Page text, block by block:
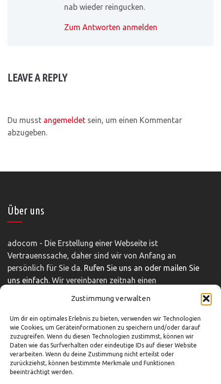
Zustimmung verwalten
Um dir ein optimales Erlebnis zu bieten, verwenden wir Technologien
wie Cookies, um Geräteinformationen zu speichern und/oder darauf
zuzugreifen. Wenn du diesen Technologien zustimmst, können wir
Daten wie das Surfverhalten oder eindeutige IDs auf dieser Website
verarbeiten. Wenn du deine Zustimmung nicht erteilst oder
zurückziehst, können bestimmte Merkmale und Funktionen
beeinträchtigt werden.
nab wieder reingucken.
Zum Antworten anmelden
LEAVE A REPLY
Du musst angemeldet sein, um einen Kommentar
abzugeben.
Über uns
adocom - Die Erstellung einer Webseite ist
Vertrauenssache, daher sind wir von Anfang an
persönlich für Sie da. Rufen Sie uns an oder mailen Sie
uns einfach. Wir vereinbaren zeitnah einen
Impressum|Disclaimer |Datenschutz
So können Sie uns erreichen